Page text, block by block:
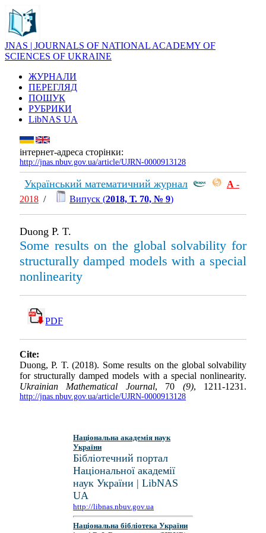
JNAS | JOURNALS OF NATIONAL ACADEMY OF
SCIENCES OF UKRAINE
ЖУРНАЛИ
ПЕРЕГЛЯД
ПОШУК
РУБРИКИ
LibNAS UA
інтернет-адреса сторінки:
http://jnas.nbuv.gov.ua/article/UJRN-0000913128
Український математичний журнал А -
2018 / Випуск (2018, Т. 70, № 9)
Duong P. T.
Some results on the global solvability for
structurally damped models with a special
nonlinearity
PDF
Cite:
Duong, P. T. (2018). Some results on the global solvability
for structurally damped models with a special nonlinearity.
Ukrainian Mathematical Journal, 70 (9), 1211-1231.
http://jnas.nbuv.gov.ua/article/UJRN-0000913128
Національна академія наук
України
Бібліотечний портал
Національної академії
наук України | LibNAS
UA
http://libnas.nbuv.gov.ua
Національна бібліотека України